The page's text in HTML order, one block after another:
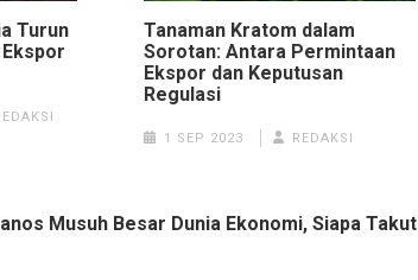
Turun
Tanaman Kratom dalam
Sorotan: Antara Permintaan
Ekspor dan Keputusan
Regulasi
1 SEP 2023 REDAKSI
Musuh Besar Dunia Ekonomi, Siapa Takut